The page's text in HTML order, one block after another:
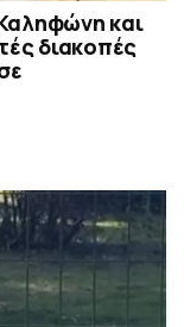
και
διακοπές